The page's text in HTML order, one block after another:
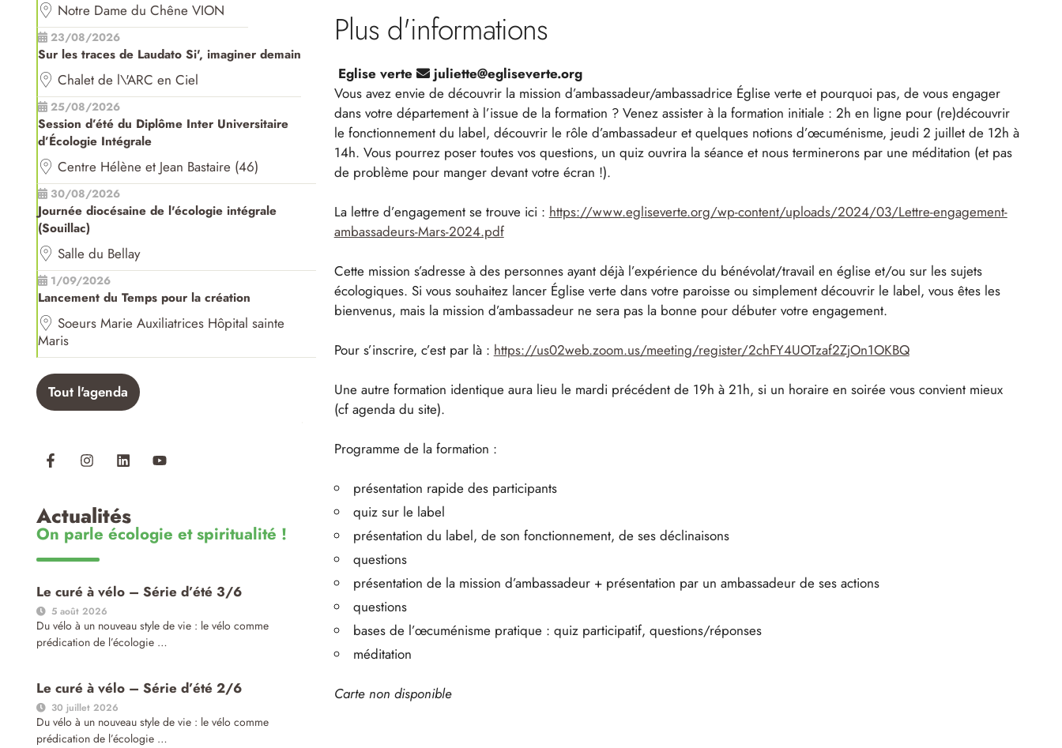
Notre Dame du Chêne VION
23/08/2026
Sur les traces de Laudato Si', imaginer demain
Chalet de l\'ARC en Ciel
25/08/2026
Session d’été du Diplôme Inter Universitaire
d’Écologie Intégrale
Centre Hélène et Jean Bastaire (46)
30/08/2026
Journée diocésaine de l'écologie intégrale
(Souillac)
Salle du Bellay
1/09/2026
Lancement du Temps pour la création
Soeurs Marie Auxiliatrices Hôpital sainte
Maris
Tout l'agenda
Actualités
On parle écologie et spiritualité !
Le curé à vélo – Série d’été 3/6
5 août 2026
Du vélo à un nouveau style de vie : le vélo comme
prédication de l’écologie …
Le curé à vélo – Série d’été 2/6
30 juillet 2026
Du vélo à un nouveau style de vie : le vélo comme
prédication de l’écologie …
Plus d'informations
Eglise verte
juliette@egliseverte.org
Vous avez envie de découvrir la mission d’ambassadeur/ambassadrice Église verte et pourquoi pas, de vous engager
dans votre département à l’issue de la formation ? Venez assister à la formation initiale : 2h en ligne pour (re)découvrir
le fonctionnement du label, découvrir le rôle d’ambassadeur et quelques notions d’œcuménisme, jeudi 2 juillet de 12h à
14h. Vous pourrez poser toutes vos questions, un quiz ouvrira la séance et nous terminerons par une méditation (et pas
de problème pour manger devant votre écran !).
La lettre d’engagement se trouve ici : https://www.egliseverte.org/wp-content/uploads/2024/03/Lettre-engagement-
ambassadeurs-Mars-2024.pdf
Cette mission s’adresse à des personnes ayant déjà l’expérience du bénévolat/travail en église et/ou sur les sujets
écologiques. Si vous souhaitez lancer Église verte dans votre paroisse ou simplement découvrir le label, vous êtes les
bienvenus, mais la mission d’ambassadeur ne sera pas la bonne pour débuter votre engagement.
Pour s’inscrire, c’est par là : https://us02web.zoom.us/meeting/register/2chFY4UOTzaf2ZjOn1OKBQ
Une autre formation identique aura lieu le mardi précédent de 19h à 21h, si un horaire en soirée vous convient mieux
(cf agenda du site).
Programme de la formation :
présentation rapide des participants
quiz sur le label
présentation du label, de son fonctionnement, de ses déclinaisons
questions
présentation de la mission d’ambassadeur + présentation par un ambassadeur de ses actions
questions
bases de l’œcuménisme pratique : quiz participatif, questions/réponses
méditation
Carte non disponible